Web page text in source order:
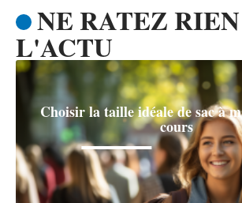
NE RATEZ
L'ACTU
Choisir la taille idéale de sac à
cours